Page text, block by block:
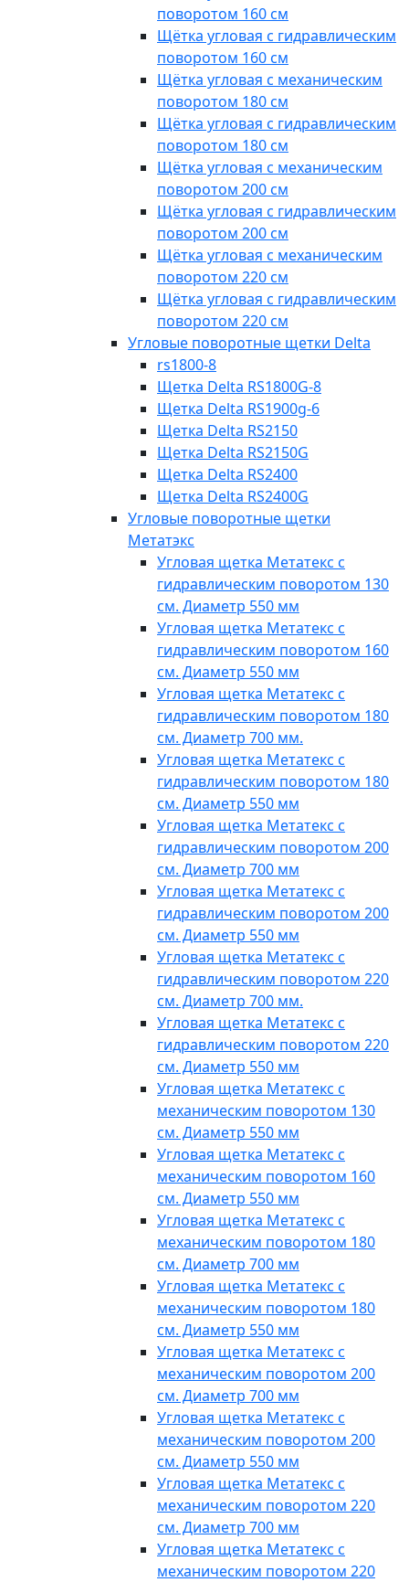
поворотом 160 см
Щётка угловая с гидравлическим
поворотом 160 см
Щётка угловая с механическим
поворотом 180 см
Щётка угловая с гидравлическим
поворотом 180 см
Щётка угловая с механическим
поворотом 200 см
Щётка угловая с гидравлическим
поворотом 200 см
Щётка угловая с механическим
поворотом 220 см
Щётка угловая с гидравлическим
поворотом 220 см
Угловые поворотные щетки Delta
rs1800-8
Щетка Delta RS1800G-8
Щетка Delta RS1900g-6
Щетка Delta RS2150
Щетка Delta RS2150G
Щетка Delta RS2400
Щетка Delta RS2400G
Угловые поворотные щетки
Метатэкс
Угловая щетка Метатекс с
гидравлическим поворотом 130
см. Диаметр 550 мм
Угловая щетка Метатекс с
гидравлическим поворотом 160
см. Диаметр 550 мм
Угловая щетка Метатекс с
гидравлическим поворотом 180
см. Диаметр 700 мм.
Угловая щетка Метатекс с
гидравлическим поворотом 180
см. Диаметр 550 мм
Угловая щетка Метатекс с
гидравлическим поворотом 200
см. Диаметр 700 мм
Угловая щетка Метатекс с
гидравлическим поворотом 200
см. Диаметр 550 мм
Угловая щетка Метатекс с
гидравлическим поворотом 220
см. Диаметр 700 мм.
Угловая щетка Метатекс с
гидравлическим поворотом 220
см. Диаметр 550 мм
Угловая щетка Метатекс с
механическим поворотом 130
см. Диаметр 550 мм
Угловая щетка Метатекс с
механическим поворотом 160
см. Диаметр 550 мм
Угловая щетка Метатекс с
механическим поворотом 180
см. Диаметр 700 мм
Угловая щетка Метатекс с
механическим поворотом 180
см. Диаметр 550 мм
Угловая щетка Метатекс с
механическим поворотом 200
см. Диаметр 700 мм
Угловая щетка Метатекс с
механическим поворотом 200
см. Диаметр 550 мм
Угловая щетка Метатекс с
механическим поворотом 220
см. Диаметр 700 мм
Угловая щетка Метатекс с
механическим поворотом 220